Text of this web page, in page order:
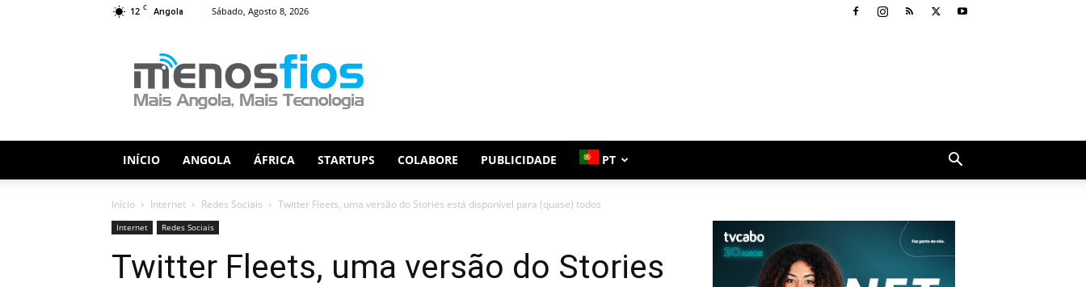
12 C Angola Sábado, Agosto 8, 2026
Fios
INÍCIO ANGOLA ÁFRICA STARTUPS COLABORE PUBLICIDADE PT
Início Internet Redes Sociais Twitter Fleets, uma versão do Stories está disponível para (quase) todos
Internet Redes Sociais
Twitter Fleets, uma versão do Stories